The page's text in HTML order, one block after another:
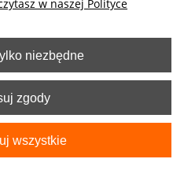
w naszej Polityce
niezbędne
zgody
wszystkie